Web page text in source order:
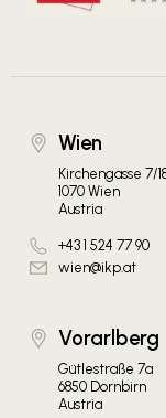
Wien
Kirchengasse 7/
1070 Wien
Austria
+43 1 524 77 90
wien@ikp.at
Vorarlberg
Gütlestraße 7a
6850 Dornbirn
Austria